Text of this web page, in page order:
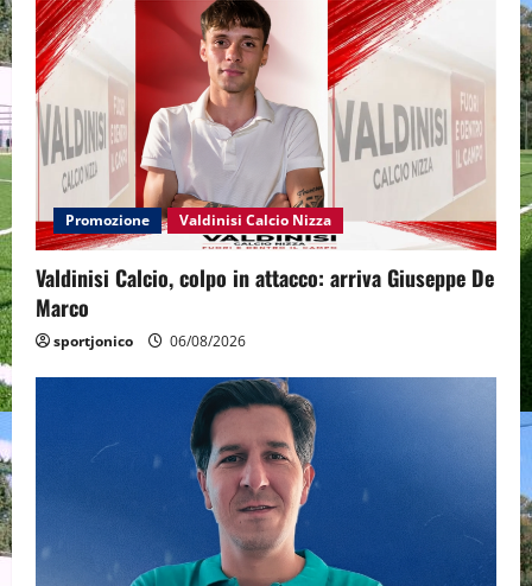
Promozione Valdinisi Calcio Nizza
Valdinisi Calcio, colpo in attacco: arriva Giuseppe De
Marco
sportjonico 06/08/2026